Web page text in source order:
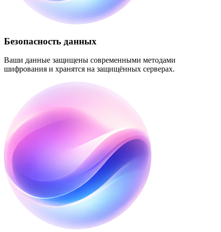
Безопасность данных
Ваши данные защищены современными методами
шифрования и хранятся на защищённых серверах.